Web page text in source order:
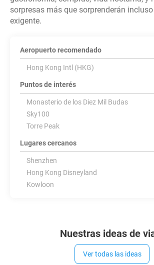
sorpresas más que sorprenderán
Aeropuerto recomendado
Hong Kong Intl (HKG)
Puntos de interés
Monasterio de los Diez Mil Budas
Sky100
Torre Peak
Lugares cercanos
Shenzhen
Hong Kong Disneyland
Kowloon
Nuestras ideas de
Ver todas las ideas